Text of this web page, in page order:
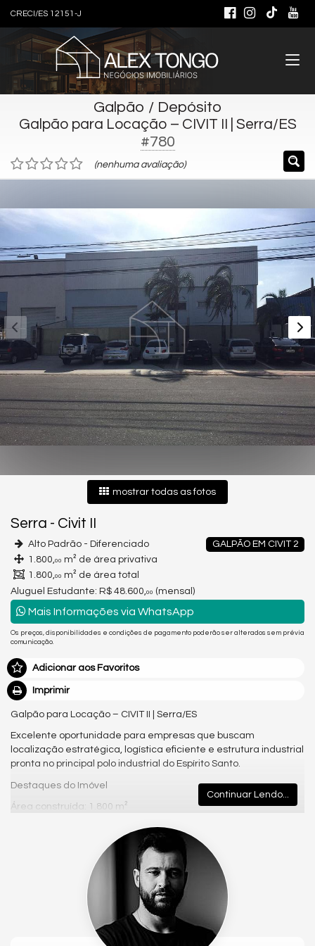
CRECI/ES 12151-J
Galpão / Depósito
Galpão para Locação – CIVIT II | Serra/ES
#780
(nenhuma avaliação)
mostrar todas as fotos
Serra - Civit II
GALPÃO EM CIVIT 2
Alto Padrão - Diferenciado
1.800,00 m² de área privativa
1.800,00 m² de área total
Aluguel Estudante: R$ 48.600,00 (mensal)
Mais Informações via WhatsApp
Os preços, disponibilidades e condições de pagamento poderão ser alterados sem prévia
comunicação.
Adicionar aos Favoritos
Imprimir
Galpão para Locação – CIVIT II | Serra/ES
Excelente oportunidade para empresas que buscam
localização estratégica, logística eficiente e estrutura industrial
pronta no principal polo industrial do Espírito Santo.
Destaques do Imóvel
Área construída: 1.800 m²
Doca: 01 (ideal para carga e descarga)
Pé-direito livre: 8 metros
Escritórios: prontos para uso
Refeitório: funcional
Banheiros: masculino e feminino
Localização Estratégica – CIVIT II
Continuar Lendo...